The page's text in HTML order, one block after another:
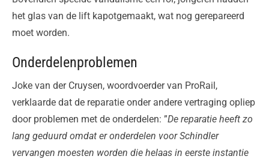
het glas van de lift kapotgemaakt, wat nog gerepareerd
moet worden.
Onderdelenproblemen
Joke van der Cruysen, woordvoerder van ProRail,
verklaarde dat de reparatie onder andere vertraging opliep
door problemen met de onderdelen: ”De reparatie heeft zo
lang geduurd omdat er onderdelen voor Schindler
vervangen moesten worden die helaas in eerste instantie